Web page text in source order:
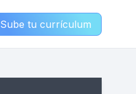
Sube tu currículum